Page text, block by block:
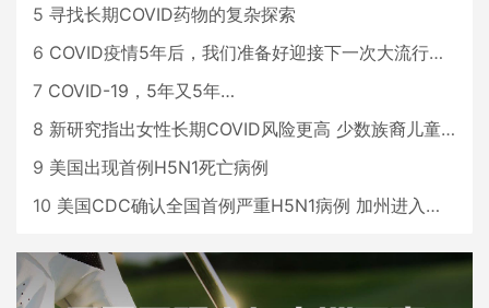
5 寻找长期COVID药物的复杂探索
6 COVID疫情5年后，我们准备好迎接下一次大流行了吗？
7 COVID-19，5年又5年…
8 新研究指出女性长期COVID风险更高 少数族裔儿童存在差异
9 美国出现首例H5N1死亡病例
10 美国CDC确认全国首例严重H5N1病例 加州进入紧急状态